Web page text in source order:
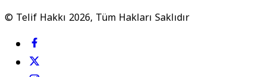
© Telif Hakkı 2026, Tüm Hakları Saklıdır